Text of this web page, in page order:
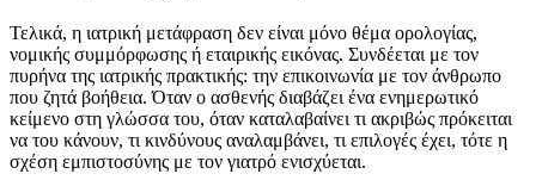
Τελικά, η ιατρική μετάφραση δεν είναι μόνο θέμα ορολογίας,
νομικής συμμόρφωσης ή εταιρικής εικόνας. Συνδέεται με τον
πυρήνα της ιατρικής πρακτικής: την επικοινωνία με τον άνθρωπο
που ζητά βοήθεια. Όταν ο ασθενής διαβάζει ένα ενημερωτικό
κείμενο στη γλώσσα του, όταν καταλαβαίνει τι ακριβώς πρόκειται
να του κάνουν, τι κινδύνους αναλαμβάνει, τι επιλογές έχει, τότε η
σχέση εμπιστοσύνης με τον γιατρό ενισχύεται.